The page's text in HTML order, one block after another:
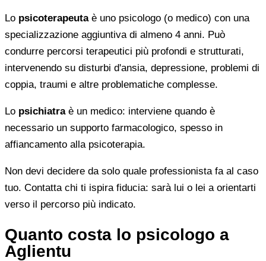
Lo psicoterapeutaè uno psicologo (o medico) con una
specializzazione aggiuntiva di almeno 4 anni. Può
condurre percorsi terapeutici più profondi e strutturati,
intervenendo su disturbi d'ansia, depressione, problemi di
coppia, traumi e altre problematiche complesse.
Lo psichiatraè un medico: interviene quando è
necessario un supporto farmacologico, spesso in
affiancamento alla psicoterapia.
Non devi decidere da solo quale professionista fa al caso
tuo. Contatta chi ti ispira fiducia: sarà lui o lei a orientarti
verso il percorso più indicato.
Quanto costa lo psicologo a
Aglientu